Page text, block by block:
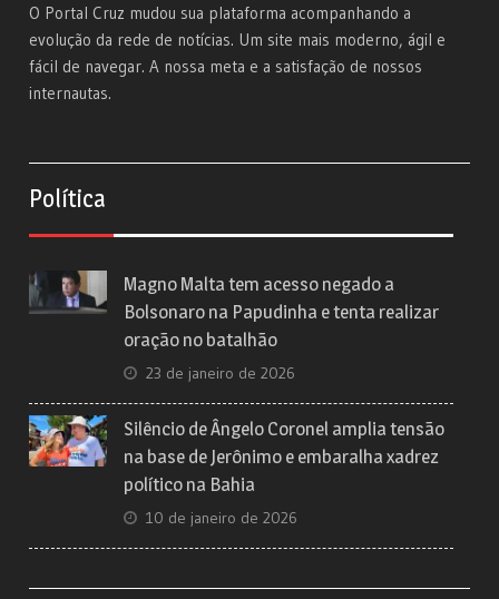
O Portal Cruz mudou sua plataforma acompanhando a
evolução da rede de notícias. Um site mais moderno, ágil e
fácil de navegar. A nossa meta e a satisfação de nossos
internautas.
Política
Magno Malta tem acesso negado a
Bolsonaro na Papudinha e tenta realizar
oração no batalhão
23 de janeiro de 2026
Silêncio de Ângelo Coronel amplia tensão
na base de Jerônimo e embaralha xadrez
político na Bahia
10 de janeiro de 2026